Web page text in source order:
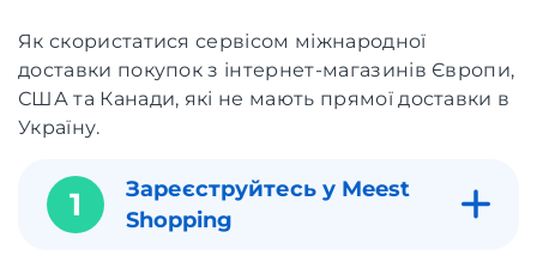
Як скористатися сервісом міжнародної
доставки покупок з інтернет-магазинів Європи,
США та Канади, які не мають прямої доставки в
Україну.
1
Зареєструйтесь у Meest
Shopping